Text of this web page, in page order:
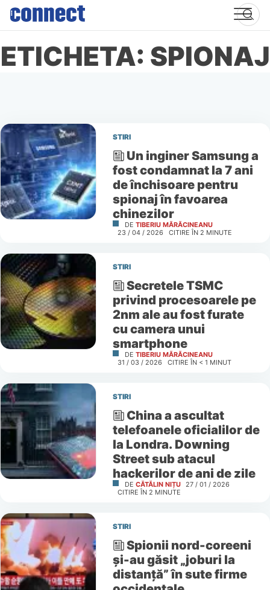
Skip
content
ETICHETA: SPIONAJ
STIRI
Un inginer Samsung a
fost condamnat la 7 ani
de închisoare pentru
spionaj în favoarea
chinezilor
DE TIBERIU MĂRĂCINEANU
23 / 04 / 2026
CITIRE ÎN 2 MINUTE
STIRI
Secretele TSMC
privind procesoarele pe
2nm ale au fost furate
cu camera unui
smartphone
DE TIBERIU MĂRĂCINEANU
31 / 03 / 2026
CITIRE ÎN < 1 MINUT
STIRI
China a ascultat
telefoanele oficialilor de
la Londra. Downing
Street sub atacul
hackerilor de ani de zile
DE CĂTĂLIN NIȚU 27 / 01 / 2026
CITIRE ÎN 2 MINUTE
STIRI
Spionii nord-coreeni
și-au găsit „joburi la
distanță” în sute firme